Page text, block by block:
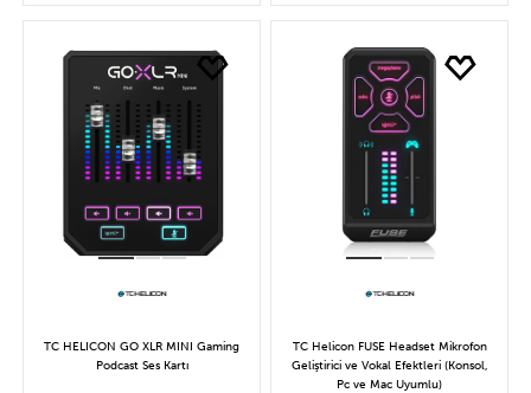
TC HELICON GO XLR MINI Gaming
Podcast Ses Kartı
TC Helicon FUSE Headset Mikrofon
Geliştirici ve Vokal Efektleri (Konsol,
Pc ve Mac Uyumlu)